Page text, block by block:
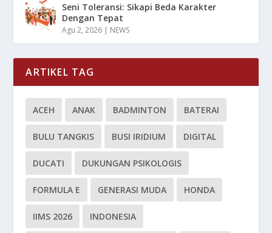
Seni Toleransi: Sikapi Beda Karakter
Dengan Tepat
Agu 2, 2026 | NEWS
ARTIKEL TAG
ACEH ANAK BADMINTON BATERAI
BULU TANGKIS BUSI IRIDIUM DIGITAL
DUCATI DUKUNGAN PSIKOLOGIS
FORMULA E GENERASI MUDA HONDA
IIMS 2026 INDONESIA